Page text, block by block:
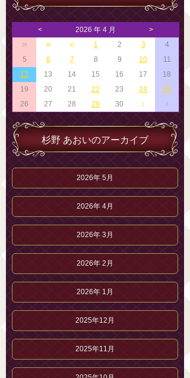
< 2026 年 4 月 >
29 30 31 1 2 3
4
5
6 7 8 9 10
11
12
13 14 15 16 17
18
19
20 21 22 23 24
25
26
27 28 29 30 1 2
杉野 あおいのアーカイブ
2026年 5月
2026年 4月
2026年 3月
2026年 2月
2026年 1月
2025年12月
2025年11月